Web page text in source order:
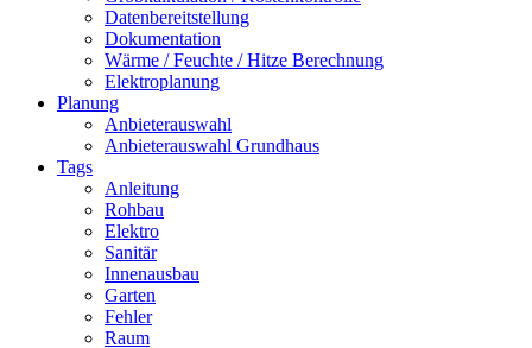
Datenbereitstellung
Dokumentation
Wärme / Feuchte / Hitze Berechnung
Elektroplanung
Planung
Anbieterauswahl
Anbieterauswahl Grundhaus
Tags
Anleitung
Rohbau
Elektro
Sanitär
Innenausbau
Garten
Fehler
Raum